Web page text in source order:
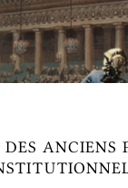
ANCIENS